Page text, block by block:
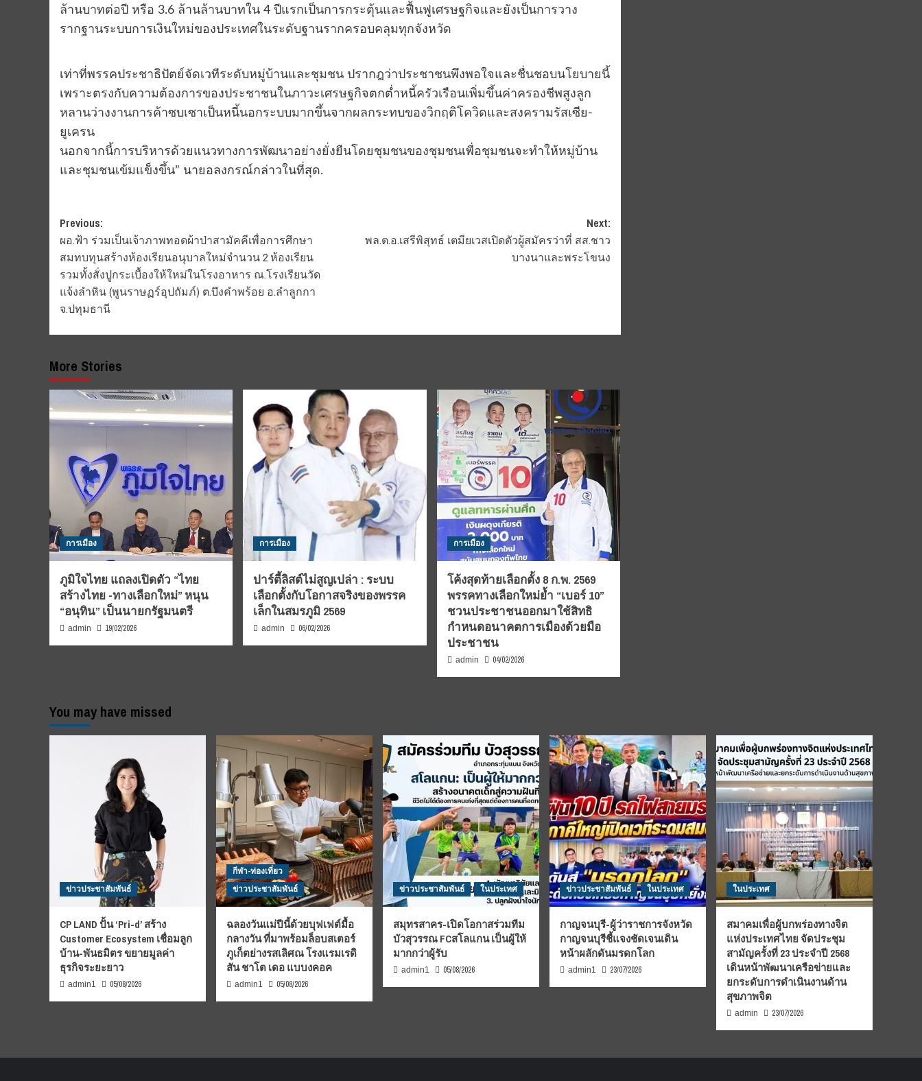
ล้านบาทต่อปี หรือ 3.6 ล้านล้านบาทใน 4 ปีแรกเป็นการกระตุ้นและฟื้นฟูเศรษฐกิจและยังเป็นการวาง
รากฐานระบบการเงินใหม่ของประเทศในระดับฐานรากครอบคลุมทุกจังหวัด
เท่าที่พรรคประชาธิปัตย์จัดเวทีระดับหมู่บ้านและชุมชน ปรากฎว่าประชาชนพึงพอใจและชื่นชอบนโยบายนี้
เพราะตรงกับความต้องการของประชาชนในภาวะเศรษฐกิจตกต่ำหนี้ครัวเรือนเพิ่มขึ้นค่าครองชีพสูงลูก
หลานว่างงานการค้าซบเซาเป็นหนี้นอกระบบมากขึ้นจากผลกระทบของวิกฤติโควิดและสงครามรัสเซีย-
ยูเครน
นอกจากนี้การบริหารด้วยแนวทางการพัฒนาอย่างยั่งยืนโดยชุมชนของชุมชนเพื่อชุมชนจะทำให้หมู่บ้าน
และชุมชนเข้มแข็งขึ้น” นายอลงกรณ์กล่าวในที่สุด.
Post
navigation
Previous:
ผอ.ฟ้า ร่วมเป็นเจ้าภาพทอดผ้าป่าสามัคคีเพื่อการศึกษา
สมทบทุนสร้างห้องเรียนอนุบาลใหม่จำนวน 2 ห้องเรียน
รวมทั้งสั่งปูกระเบื้องให้ใหม่ในโรงอาหาร ณ.โรงเรียนวัด
แจ้งลำหิน (พูนราษฏร์อุปถัมภ์) ต.บึงคำพร้อย อ.ลำลูกกา
จ.ปทุมธานี
Next:
พล.ต.อ.เสรีพิสุทธ์ เตมียเวสเปิดตัวผู้สมัครว่าที่ สส.ชาว
บางนาและพระโขนง
More Stories
การเมือง
ภูมิใจไทย แถลงเปิดตัว “ไทย
สร้างไทย -ทางเลือกใหม่” หนุน
“อนุทิน” เป็นนายกรัฐมนตรี
admin 19/02/2026
การเมือง
ปาร์ตี้ลิสต์ไม่สูญเปล่า : ระบบ
เลือกตั้งกับโอกาสจริงของพรรค
เล็กในสมรภูมิ 2569
admin 06/02/2026
การเมือง
โค้งสุดท้ายเลือกตั้ง 8 ก.พ. 2569
พรรคทางเลือกใหม่ย้ำ “เบอร์ 10”
ชวนประชาชนออกมาใช้สิทธิ
กำหนดอนาคตการเมืองด้วยมือ
ประชาชน
admin 04/02/2026
You may have missed
ข่าวประชาสัมพันธ์
CP LAND ปั้น ‘Pri-d’ สร้าง
Customer Ecosystem เชื่อมลูก
บ้าน-พันธมิตร ขยายมูลค่า
ธุรกิจระยะยาว
admin1 05/08/2026
กีฬา-ท่องเที่ยว
ข่าวประชาสัมพันธ์
ฉลองวันแม่ปีนี้ด้วยบุฟเฟต์มื้อ
กลางวัน ที่มาพร้อมล็อบสเตอร์
ภูเก็ตย่างรสเลิศณ โรงแรมเรดิ
สัน ชาโต เดอ แบบงคอค
admin1 05/08/2026
ข่าวประชาสัมพันธ์ ในประเทศ
สมุทรสาคร-เปิดโอกาสร่วมทีม
บัวสุวรรณ FCสโลแกน เป็นผู้ให้
มากกว่าผู้รับ
admin1 05/08/2026
ข่าวประชาสัมพันธ์ ในประเทศ
กาญจนบุรี-ผู้ว่าราชการจังหวัด
กาญจนบุรีชี้แจงชัดเจนเดิน
หน้าผลักดันมรดกโลก
admin1 23/07/2026
ในประเทศ
สมาคมเพื่อผู้บกพร่องทางจิต
แห่งประเทศไทย จัดประชุม
สามัญครั้งที่ 23 ประจำปี 2568
เดินหน้าพัฒนาเครือข่ายและ
ยกระดับการดำเนินงานด้าน
สุขภาพจิต
admin 23/07/2026